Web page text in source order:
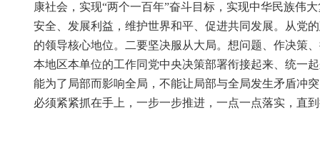
康社会，实现“两个一百年”奋斗目标，实现中华民族伟
安全、发展利益，维护世界和平、促进共同发展。从党
的领导核心地位。二要坚决服从大局。想问题、作决策
本地区本单位的工作同党中央决策部署衔接起来、统一
能为了局部而影响全局，不能让局部与全局发生矛盾冲
必须紧紧抓在手上，一步一步推进，一点一点落实，直